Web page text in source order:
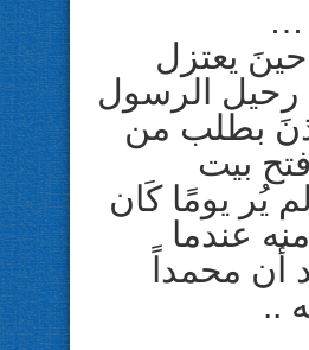
…
يعتزل
ﺭﺣﻴﻞ ﺍﻟﺮﺳﻮﻝ
بطلب من
بيت
ﻳُﺮ ﻳﻮﻣًﺎ ﻛَﺎﻥ
عندما
أن محمداً
..